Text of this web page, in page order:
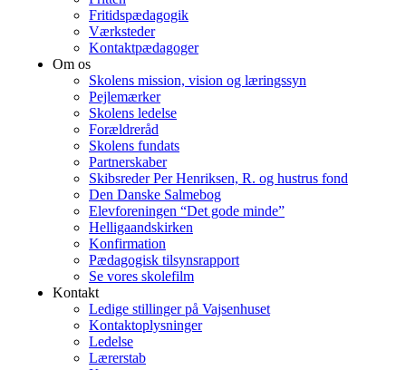
Fritidspædagogik
Værksteder
Kontaktpædagoger
Om os
Skolens mission, vision og læringssyn
Pejlemærker
Skolens ledelse
Forældreråd
Skolens fundats
Partnerskaber
Skibsreder Per Henriksen, R. og hustrus fond
Den Danske Salmebog
Elevforeningen “Det gode minde”
Helligaandskirken
Konfirmation
Pædagogisk tilsynsrapport
Se vores skolefilm
Kontakt
Ledige stillinger på Vajsenhuset
Kontaktoplysninger
Ledelse
Lærerstab